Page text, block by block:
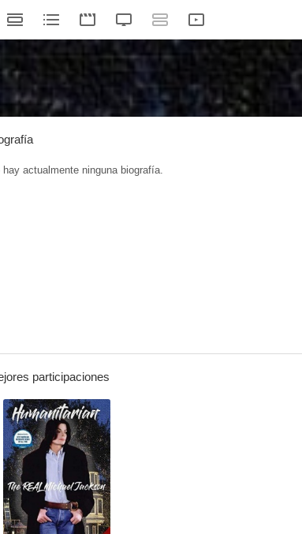
hay actualmente ninguna biografía.
participaciones
--